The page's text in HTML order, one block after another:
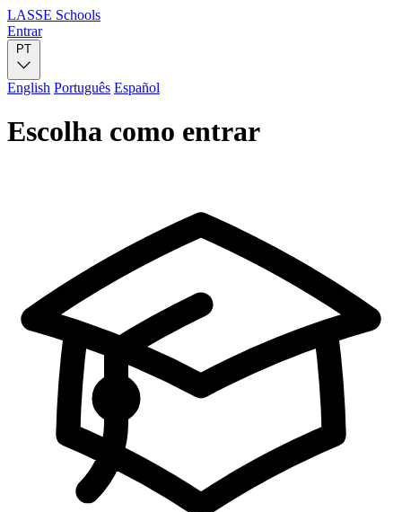
LASSE Schools
Entrar
English Português Español
Escolha como entrar